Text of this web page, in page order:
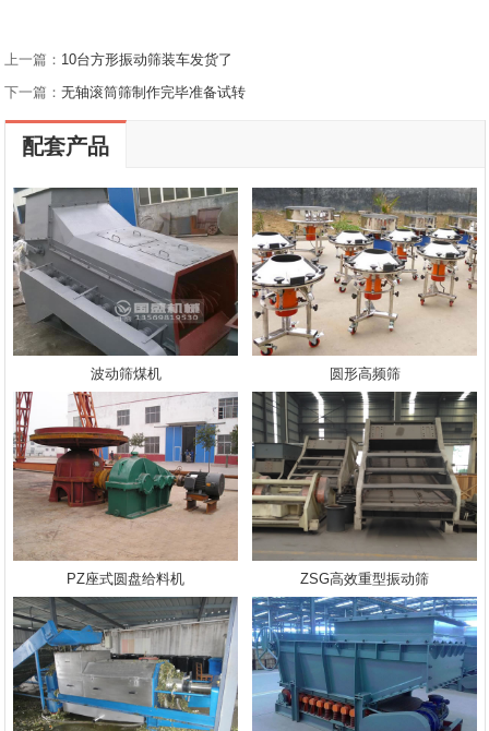
上一篇： 10台方形振动筛装车发货了
下一篇：无轴滚筒筛制作完毕准备试转
配套产品
波动筛煤机 圆形高频筛
PZ座式圆盘给料机 ZSG高效重型振动筛